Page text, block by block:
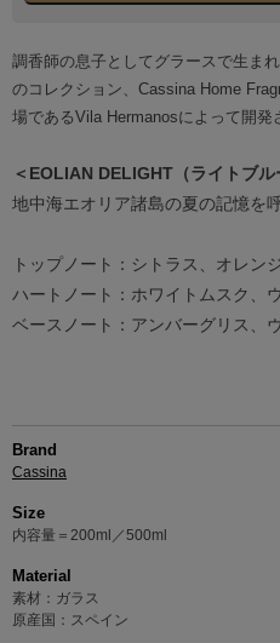
調香師の息子としてグラースで生ま
のコレクション、Cassina Home
場であるVila Hermanosによって開発
＜EOLIAN DELIGHT（ライトブル
地中海エオリア諸島の夏の記憶を
トップノート：シトラス、オレン
ハートノート：ホワイトムスク、
ベースノート：アンバーグリス、
Brand
Cassina
Size
内容量＝200ml／500ml
Material
素材：ガラス
原産国：スペイン